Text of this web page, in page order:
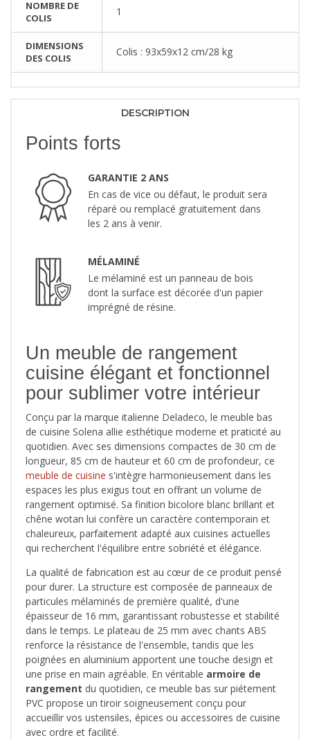
NOMBRE DE
COLIS
1
DIMENSIONS
DES COLIS
Colis : 93x59x12 cm/28 kg
DESCRIPTION
Points forts
GARANTIE 2 ANS
En cas de vice ou défaut, le produit sera
réparé ou remplacé gratuitement dans
les 2 ans à venir.
MÉLAMINÉ
Le mélaminé est un panneau de bois
dont la surface est décorée d'un papier
imprégné de résine.
Un meuble de rangement
cuisine élégant et fonctionnel
pour sublimer votre intérieur
Conçu par la marque italienne Deladeco, le meuble bas
de cuisine Solena allie esthétique moderne et praticité au
quotidien. Avec ses dimensions compactes de 30 cm de
longueur, 85 cm de hauteur et 60 cm de profondeur, ce
meuble de cuisine s'intègre harmonieusement dans les
espaces les plus exigus tout en offrant un volume de
rangement optimisé. Sa finition bicolore blanc brillant et
chêne wotan lui confère un caractère contemporain et
chaleureux, parfaitement adapté aux cuisines actuelles
qui recherchent l'équilibre entre sobriété et élégance.
La qualité de fabrication est au cœur de ce produit pensé
pour durer. La structure est composée de panneaux de
particules mélaminés de première qualité, d'une
épaisseur de 16 mm, garantissant robustesse et stabilité
dans le temps. Le plateau de 25 mm avec chants ABS
renforce la résistance de l'ensemble, tandis que les
poignées en aluminium apportent une touche design et
une prise en main agréable. En véritable armoire de
rangement du quotidien, ce meuble bas sur piétement
PVC propose un tiroir soigneusement conçu pour
accueillir vos ustensiles, épices ou accessoires de cuisine
avec ordre et facilité.